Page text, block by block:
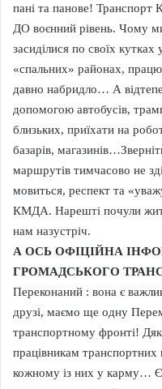
пані та панове! Транспорт
ДО воєнний рівень. Чому
засиділися по своїх
«спальних» районах,
давно набридло… А
допомогою автобусів,
близьких, приїхати на
базарів,
маршрутів тимчасово не
мовиться, респект та
КМДА. Нарешті почули
нам назустріч.
А ОСЬ ОФІЦІЙНА
ГРОМАДСЬКОГО
Переконаний : вона є
друзі, маємо ще одну
транспортному фронті!
працівникам
кожному із них у карму…